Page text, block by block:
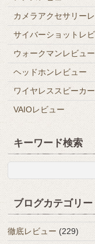
カメラアクセサリー
サイバーショットレ
ウォークマンレビュー
ヘッドホンレビュー
ワイヤレススピーカ
VAIOレビュー
キーワード検索
ブログカテゴリー
徹底レビュー (229)